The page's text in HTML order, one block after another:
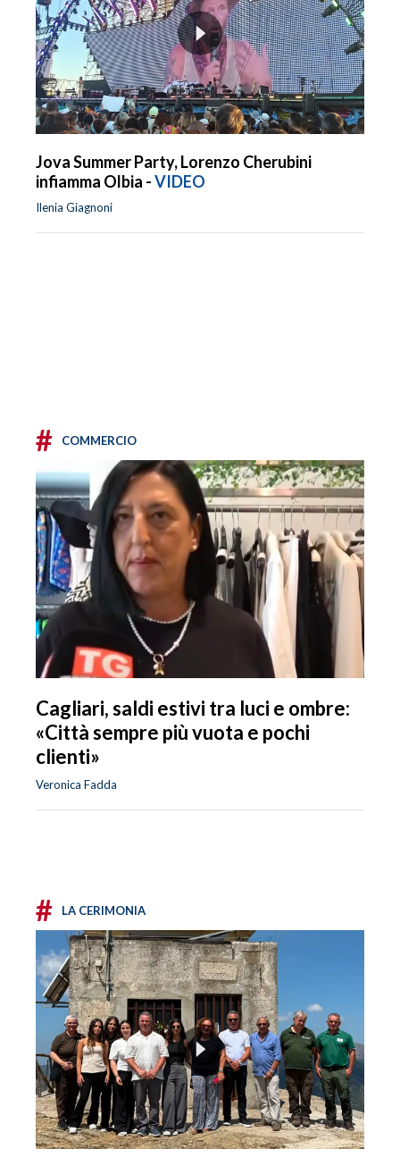
Jova Summer Party, Lorenzo Cherubini
infiamma Olbia -VIDEO
Ilenia Giagnoni
# COMMERCIO
Cagliari, saldi estivi tra luci e ombre:
«Città sempre più vuota e pochi
clienti»
Veronica Fadda
# LA CERIMONIA